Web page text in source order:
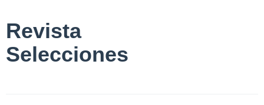
Revista
Selecciones